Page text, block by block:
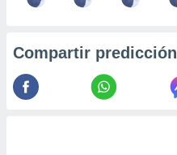
Compartir predicción